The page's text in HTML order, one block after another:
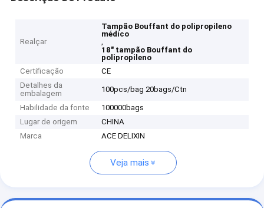
Realçar
Tampão Bouffant do polipropileno
médico
,
18" tampão Bouffant do
polipropileno
Certificação
CE
Detalhes da
embalagem
100pcs/bag 20bags/Ctn
Habilidade da fonte
100000bags
Lugar de origem
CHINA
Marca
ACE DELIXIN
Veja mais